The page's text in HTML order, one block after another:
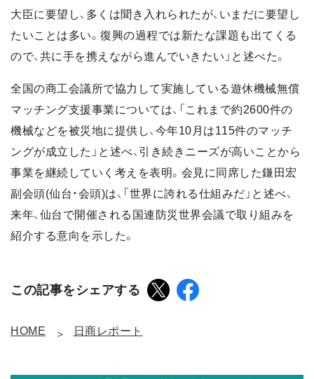
大臣に要望し、多くは聞き入れられたが、いまだに要望し
たいことは多い。復興の過程では新たな課題も出てくる
ので、共に手を携えながら進んでいきたい」と述べた。
全国の商工会議所で協力して実施している遊休機械無償
マッチング支援事業については、「これまで約2600件の
機械などを被災地に提供し、今年10月は115件のマッチ
ングが成立した」と述べ、引き続きニーズが高いことから
事業を継続していく考えを表明。会見に同席した鎌田宏
副会頭(仙台・会頭)は、「世界に誇れる仕組みだ」と述べ、
来年、仙台で開催される国連防災世界会議で取り組みを
紹介する意向を示した。
この記事をシェアする
HOME 日商レポート